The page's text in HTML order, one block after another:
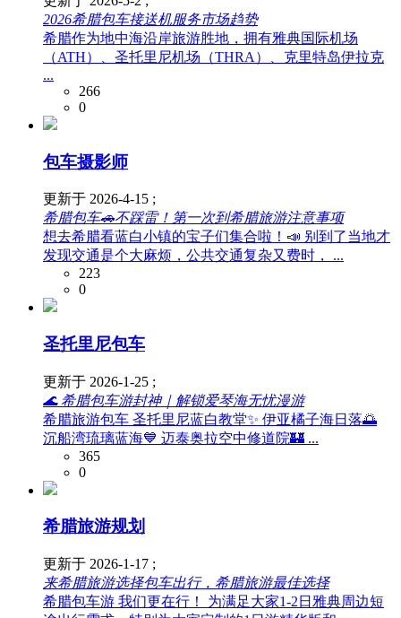
2026希腊包车接送机服务市场趋势
希腊作为地中海沿岸旅游胜地，拥有雅典国际机场
（ATH）、圣托里尼机场（THRA）、克里特岛伊拉克
...
266
0
包车摄影师
更新于 2026-4-15 ;
希腊包车🚗不踩雷！第一次到希腊旅游注意事项
想去希腊看蓝白小镇的宝子们集合啦！📣 别到了当地才
发现交通是个大麻烦，公共交通复杂又费时， ...
223
0
圣托里尼包车
更新于 2026-1-25 ;
🌊 希腊包车游封神｜解锁爱琴海无忧漫游
希腊旅游包车 圣托里尼蓝白教堂✨ 伊亚橘子海日落🌅
沉船湾琉璃蓝海💙 迈泰奥拉空中修道院🏰 ...
365
0
希腊旅游规划
更新于 2026-1-17 ;
来希腊旅游选择包车出行，希腊旅游最佳选择
希腊包车游 我们更在行！ 为满足大家1-2日雅典周边短